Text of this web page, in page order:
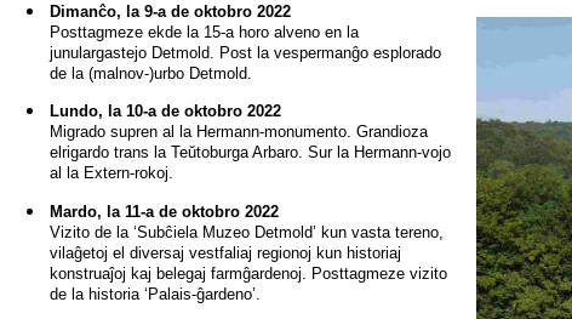
Dimanĉo, la 9-a de oktobro 2022
Posttagmeze ekde la 15-a horo alveno en la
junulargastejo Detmold. Post la vespermanĝo esplorado
de la (malnov-)urbo Detmold.
Lundo, la 10-a de oktobro 2022
Migrado supren al la Hermann-monumento. Grandioza
elrigardo trans la Teŭtoburga Arbaro. Sur la Hermann-vojo
al la Extern-rokoj.
Mardo, la 11-a de oktobro 2022
Vizito de la ‘Subĉiela Muzeo Detmold’ kun vasta tereno,
vilaĝetoj el diversaj vestfaliaj regionoj kun historiaj
konstruaĵoj kaj belegaj farmĝardenoj. Posttagmeze vizito
de la historia ‘Palais-ĝardeno’.